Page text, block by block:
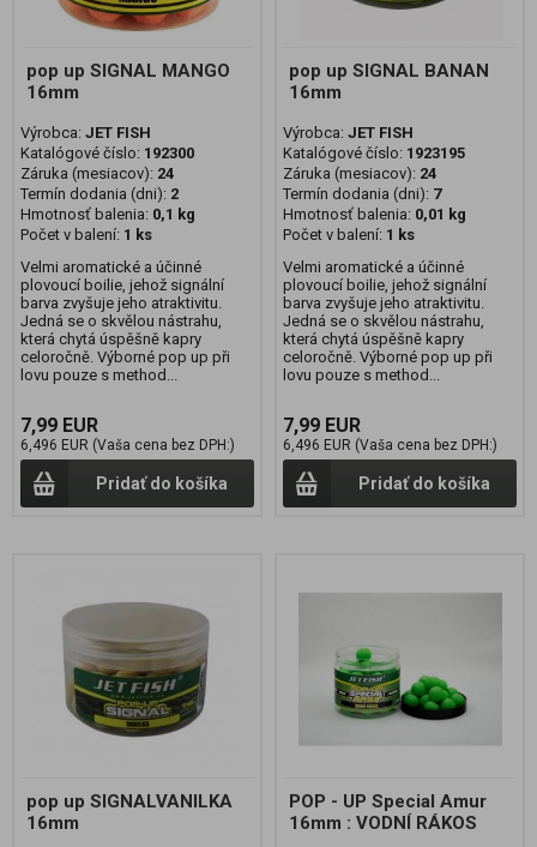
pop up SIGNAL MANGO
16mm
Výrobca: JET FISH
Katalógové číslo: 192300
Záruka (mesiacov): 24
Termín dodania (dni): 2
Hmotnosť balenia: 0,1 kg
Počet v balení: 1 ks
Velmi aromatické a účinné
plovoucí boilie, jehož signální
barva zvyšuje jeho atraktivitu.
Jedná se o skvělou nástrahu,
která chytá úspěšně kapry
celoročně. Výborné pop up při
lovu pouze s method...
7,99 EUR
6,496 EUR (Vaša cena bez DPH:)
Pridať do košíka
pop up SIGNAL BANAN
16mm
Výrobca: JET FISH
Katalógové číslo: 1923195
Záruka (mesiacov): 24
Termín dodania (dni): 7
Hmotnosť balenia: 0,01 kg
Počet v balení: 1 ks
Velmi aromatické a účinné
plovoucí boilie, jehož signální
barva zvyšuje jeho atraktivitu.
Jedná se o skvělou nástrahu,
která chytá úspěšně kapry
celoročně. Výborné pop up při
lovu pouze s method...
7,99 EUR
6,496 EUR (Vaša cena bez DPH:)
Pridať do košíka
pop up SIGNALVANILKA
16mm
POP - UP Special Amur
16mm : VODNÍ RÁKOS